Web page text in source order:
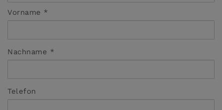
Vorname
Nachname
Telefon